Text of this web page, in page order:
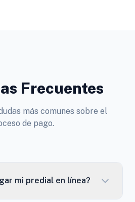
Frecuentes
más comunes sobre el
de pago.
mi predial en línea?